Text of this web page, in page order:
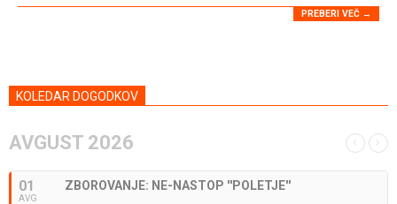
PREBERI VEČ →
KOLEDAR DOGODKOV
AVGUST 2026
01
AVG
ZBOROVANJE: NE-NASTOP ''POLETJE''